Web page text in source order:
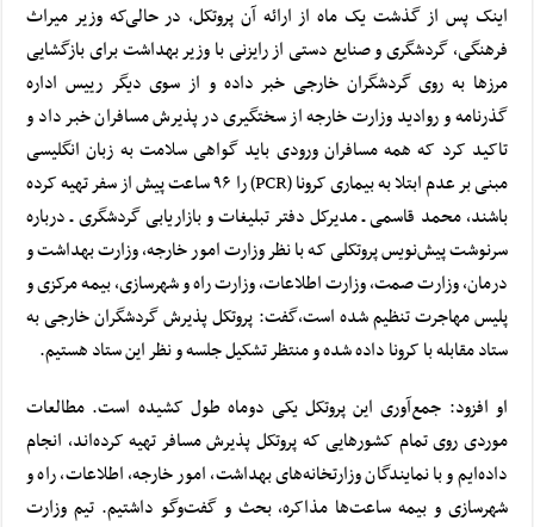
اینک پس از گذشت یک ماه از ارائه آن پروتکل، در حالی‌کهوزیر میراث
فرهنگی، گردشگری و صنایع دستیاز رایزنی با وزیر بهداشت برای بازگشایی
مرزها به روی گردشگران خارجی خبر داده و از سوی دیگررییس اداره
گذرنامه و روادید وزارت خارجهاز سختگیری در پذیرش مسافران خبر داد و
تاکید کرد که همه مسافران ورودی باید گواهی سلامت به زبان انگلیسی
مبنی بر عدم ابتلا به بیماری کرونا (PCR) را ۹۶ ساعت پیش از سفر تهیه کرده
باشند، محمد قاسمی ـ مدیرکل دفتر تبلیغات و بازاریابی گردشگری ـ درباره
سرنوشت پیش‌نویس پروتکلی که با نظر وزارت امور خارجه، وزارت بهداشت و
درمان، وزارت صمت، وزارت اطلاعات، وزارت راه و شهرسازی، بیمه مرکزی و
پلیس مهاجرت تنظیم شده است،گفت: پروتکل پذیرش گردشگران خارجی به
ستاد مقابله با کرونا داده شده و منتظر تشکیل جلسه و نظر این ستاد هستیم.
او افزود: جمع‌آوری این پروتکل یکی دوماه طول کشیده است. مطالعات
موردی روی تمام کشورهایی که پروتکل پذیرش مسافر تهیه کرده‌اند، انجام
داده‌ایم و با نمایندگان وزارتخانه‌های بهداشت، امور خارجه، اطلاعات، راه و
شهرسازی و بیمه ساعت‌ها مذاکره، بحث و گفت‌وگو داشتیم. تیم وزارت